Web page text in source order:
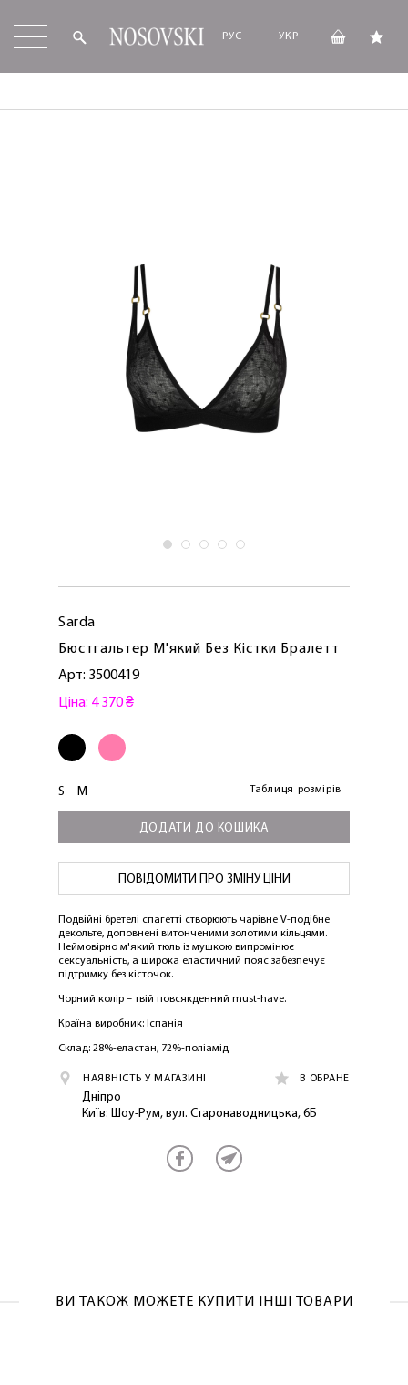
РУС УКР
Sarda
Бюстгальтер М'який Без Кістки Бралетт
Арт: 3500419
Ціна: 4 370 ₴
S M Таблиця розмірів
ДОДАТИ ДО КОШИКА
ПОВІДОМИТИ ПРО ЗМІНУ ЦІНИ
Подвійні бретелі спагетті створюють чарівне V-подібне
декольте, доповнені витонченими золотими кільцями.
Неймовірно м'який тюль із мушкою випромінює
сексуальність, а широка еластичний пояс забезпечує
підтримку без кісточок.
Чорний колір – твій повсякденний must-have.
Країна виробник: Іспанія
Склад: 28%-еластан, 72%-поліамід
НАЯВНІСТЬ У МАГАЗИНІ В ОБРАНЕ
Дніпро
Київ: Шоу-Рум, вул. Старонаводницька, 6Б
ВИ ТАКОЖ МОЖЕТЕ КУПИТИ ІНШІ ТОВАРИ
ЛАСКАВО ПРОСИМО ДО